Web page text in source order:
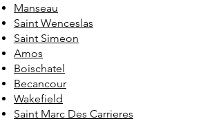
Manseau
Saint Wenceslas
Saint Simeon
Amos
Boischatel
Becancour
Wakefield
Saint Marc Des Carrieres